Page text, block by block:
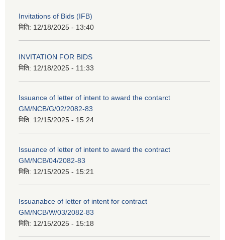
Invitations of Bids (IFB)
मिति: 12/18/2025 - 13:40
INVITATION FOR BIDS
मिति: 12/18/2025 - 11:33
Issuance of letter of intent to award the contarct
GM/NCB/G/02/2082-83
मिति: 12/15/2025 - 15:24
Issuance of letter of intent to award the contract
GM/NCB/04/2082-83
मिति: 12/15/2025 - 15:21
Issuanabce of letter of intent for contract
GM/NCB/W/03/2082-83
मिति: 12/15/2025 - 15:18